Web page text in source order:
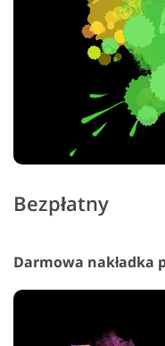
Bezpłatny
Darmowa nakładka